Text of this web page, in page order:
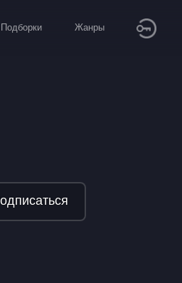
Подборки Жанры